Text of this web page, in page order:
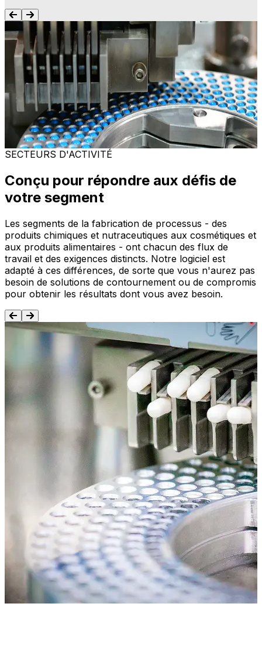
ERP pour la fabrication de processus
Connectez la production, l'inventaire, la chaîne
d'approvisionnement et la finance sur une plateforme
unique pour simplifier les opérations. Notre ERP pour la
fabrication de processus fournit une base pour la
cohérence, la traçabilité et une prise de décision plus
intelligente.
En savoir plus
SECTEURS D'ACTIVITÉ
Conçu pour répondre aux défis de
votre segment
Les segments de la fabrication de processus - des
produits chimiques et nutraceutiques aux cosmétiques et
aux produits alimentaires - ont chacun des flux de
travail et des exigences distincts. Notre logiciel est
adapté à ces différences, de sorte que vous n'aurez pas
besoin de solutions de contournement ou de compromis
pour obtenir les résultats dont vous avez besoin.